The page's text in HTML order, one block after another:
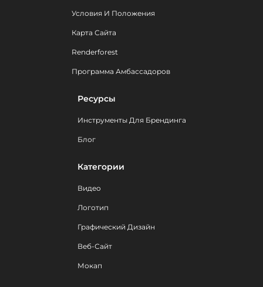
Условия И Положения
Карта Сайта
Renderforest
Программа Амбассадоров
Ресурсы
Инструменты Для Брендинга
Блог
Категории
Видео
Логотип
Графический Дизайн
Веб-Сайт
Мокап